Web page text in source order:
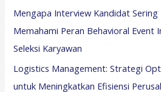
Mengapa Interview Kandidat Sering
Memahami Peran Behavioral Event
Seleksi Karyawan
Logistics Management: Strategi
untuk Meningkatkan Efisiensi